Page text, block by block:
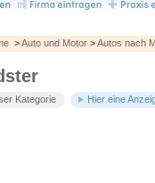
>Auto und Motor >Autos nach
Kategorie Hier eine